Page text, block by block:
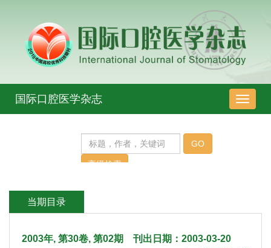
2003年, 第30卷, 第02期 刊出日期：2003-03-20